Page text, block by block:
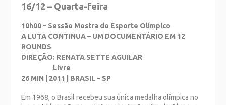
16/12 – Quarta-feira
10h00 – Sessão Mostra do Esporte Olímpico
A LUTA CONTINUA – UM DOCUMENTÁRIO EM 12
ROUNDS
DIREÇÃO: RENATA SETTE AGUILAR
Livre
26 MIN | 2011 | BRASIL – SP
Em 1968, o Brasil recebeu sua única medalha olímpica no